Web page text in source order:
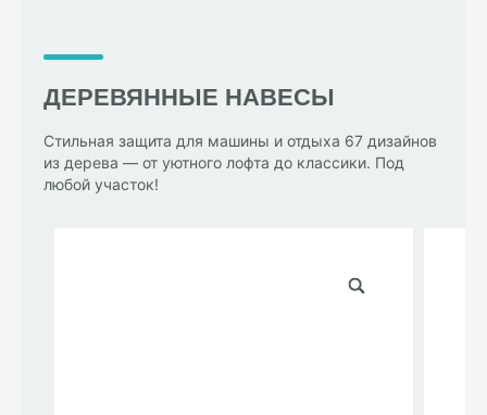
ДЕРЕВЯННЫЕ НАВЕСЫ
Стильная защита для машины и отдыха 67 дизайнов
из дерева — от уютного лофта до классики. Под
любой участок!